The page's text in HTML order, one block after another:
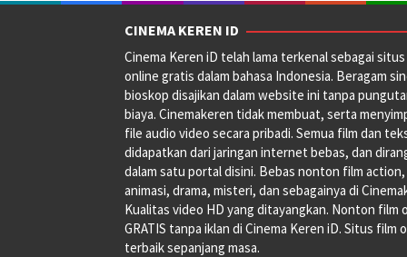
CINEMA KEREN ID
Cinema Keren iD telah lama terkenal sebagai
online gratis dalam bahasa Indonesia. Beragam
bioskop disajikan dalam website ini tanpa
biaya. Cinemakeren tidak membuat, serta
file audio video secara pribadi. Semua film dan
didapatkan dari jaringan internet bebas, dan
dalam satu portal disini. Bebas nonton film action,
animasi, drama, misteri, dan sebagainya di
Kualitas video HD yang ditayangkan. Nonton film
GRATIS tanpa iklan di Cinema Keren iD. Situs film
terbaik sepanjang masa.